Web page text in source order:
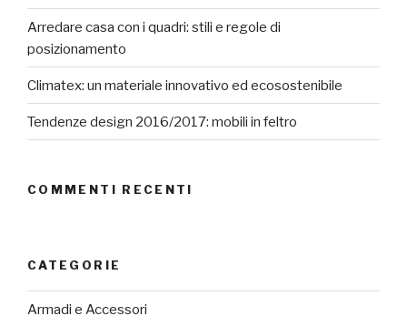
Arredare casa con i quadri: stili e regole di
posizionamento
Climatex: un materiale innovativo ed ecosostenibile
Tendenze design 2016/2017: mobili in feltro
COMMENTI RECENTI
CATEGORIE
Armadi e Accessori